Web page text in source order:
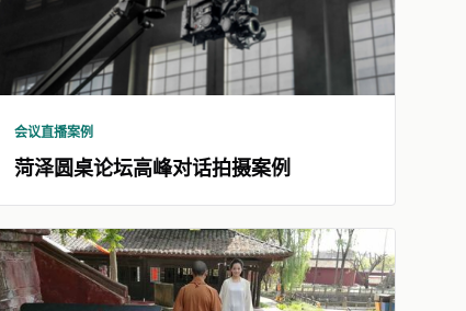
会议直播案例
菏泽圆桌论坛高峰对话拍摄案例